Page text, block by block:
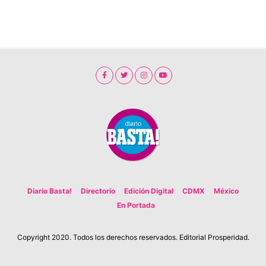
Diario Basta! Directorio Edición Digital CDMX
México
En Portada
Copyright 2020. Todos los derechos reservados. Editorial Prosperidad.